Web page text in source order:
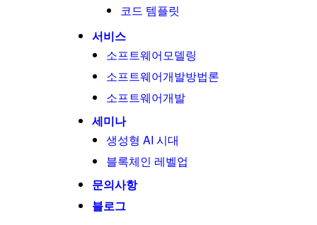
코드 템플릿
서비스
소프트웨어모델링
소프트웨어개발방법론
소프트웨어개발
세미나
생성형 AI 시대
블록체인 레벨업
문의사항
블로그